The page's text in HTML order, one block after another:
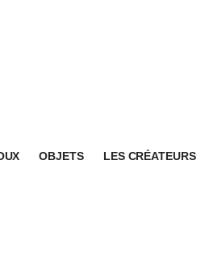
OBJETS LES CRÉATEURS